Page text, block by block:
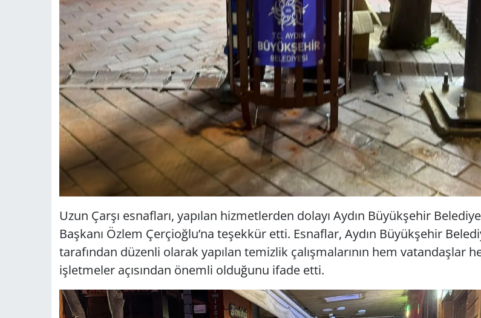
Uzun Çarşı esnafları, yapılan hizmetlerden dolayı Aydın Büyükşehir Belediye
Başkanı Özlem Çerçioğlu’na teşekkür etti. Esnaflar, Aydın Büyükşehir
tarafından düzenli olarak yapılan temizlik çalışmalarının hem vatandaşlar
işletmeler açısından önemli olduğunu ifade etti.